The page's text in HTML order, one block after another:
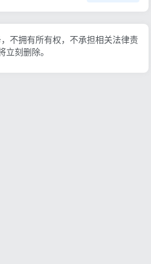
不拥有所有权，不承担相关法律责
刻删除。